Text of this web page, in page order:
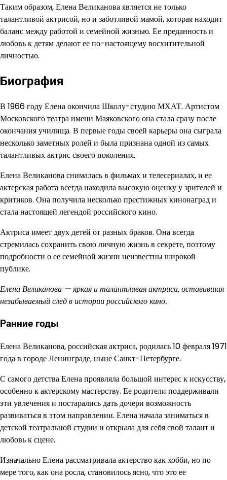
Таким образом, Елена Великанова является не только
талантливой актрисой, но и заботливой мамой, которая находит
баланс между работой и семейной жизнью. Ее преданность и
любовь к детям делают ее по-настоящему восхитительной
личностью.
Биография
В 1966 году Елена окончила Школу-студию МХАТ. Артистом
Московского театра имени Маяковского она стала сразу после
окончания училища. В первые годы своей карьеры она сыграла
несколько заметных ролей и была признана одной из самых
талантливых актрис своего поколения.
Елена Великанова снималась в фильмах и телесериалах, и ее
актерская работа всегда находила высокую оценку у зрителей и
критиков. Она получила несколько престижных кинонаград и
стала настоящей легендой российского кино.
Актриса имеет двух детей от разных браков. Она всегда
стремилась сохранить свою личную жизнь в секрете, поэтому
подробности о ее семейной жизни неизвестны широкой
публике.
Елена Великанова — яркая и талантливая актриса, оставившая
незабываемый след в истории российского кино.
Ранние годы
Елена Великанова, российская актриса, родилась 10 февраля 1971
года в городе Ленинграде, ныне Санкт-Петербурге.
С самого детства Елена проявляла большой интерес к искусству,
особенно к актерскому мастерству. Ее родители поддерживали
эти увлечения и постарались дать дочери возможность
развиваться в этом направлении. Елена начала заниматься в
детской театральной студии и открыла для себя свой талант и
любовь к сцене.
Изначально Елена рассматривала актерство как хобби, но по
мере того, как она росла, становилось ясно, что это ее